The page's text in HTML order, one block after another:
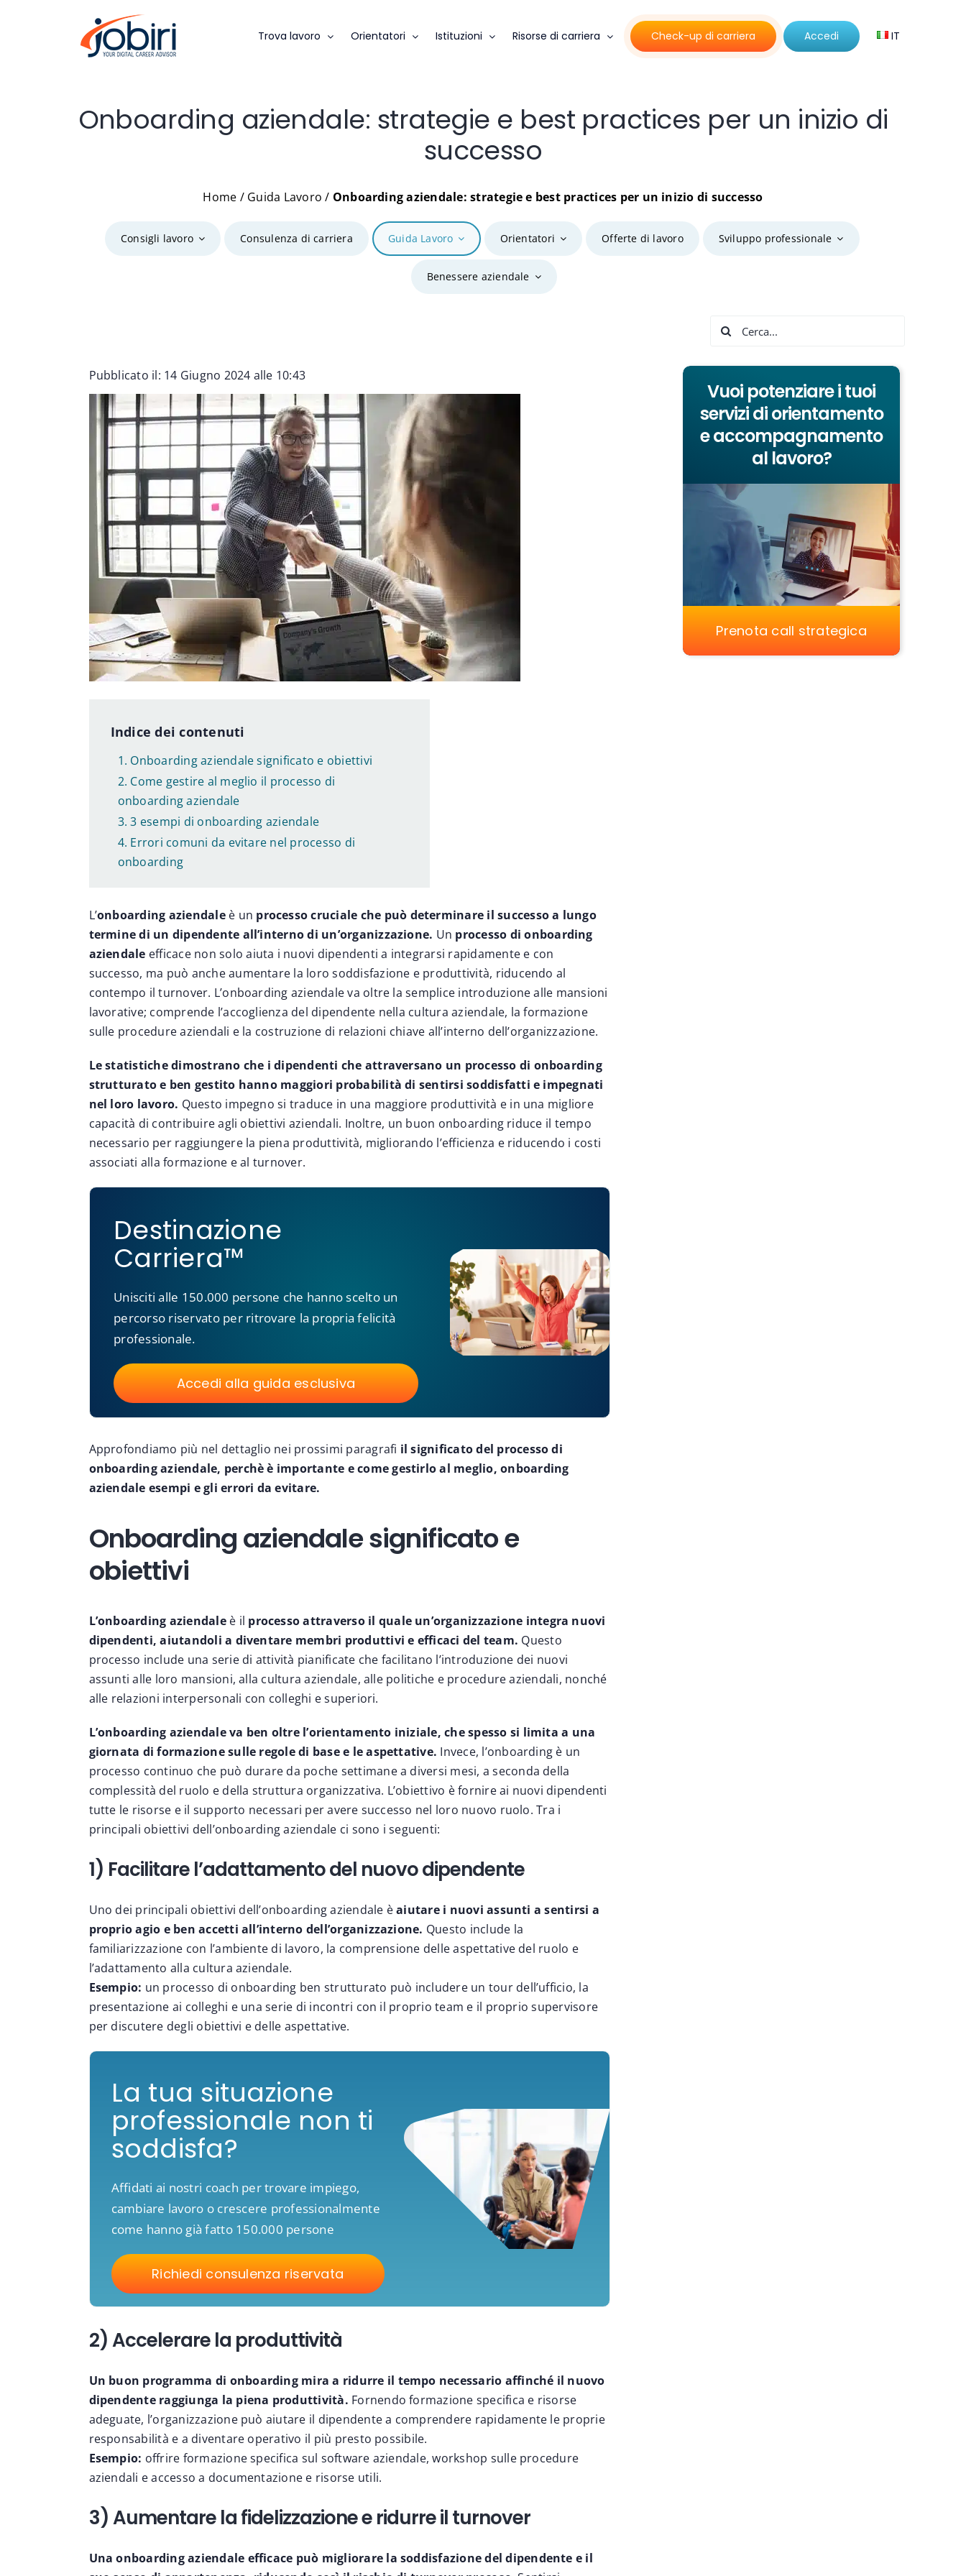
Trova lavoro Orientatori Istituzioni Risorse di carriera Check-up di carriera Accedi IT
Onboarding aziendale: strategie e best practices per un inizio di
successo
Home / Guida Lavoro / Onboarding aziendale: strategie e best practices per un inizio di successo
Consigli lavoro Consulenza di carriera Guida Lavoro Orientatori Offerte di lavoro Sviluppo professionale
Benessere aziendale
Cerca
Pubblicato il: 14 Giugno 2024 alle 10:43
Indice dei contenuti
Onboarding aziendale significato e obiettivi
Come gestire al meglio il processo di
onboarding aziendale
3 esempi di onboarding aziendale
Errori comuni da evitare nel processo di
onboarding
L’onboarding aziendaleè un processo cruciale che può determinare il successo a lungo
termine di un dipendente all’interno di un’organizzazione. Un processo di onboarding
aziendale efficace non solo aiuta i nuovi dipendenti a integrarsi rapidamente e con
successo, ma può anche aumentare la loro soddisfazione e produttività, riducendo al
contempo il turnover. L’onboarding aziendale va oltre la semplice introduzione alle mansioni
lavorative; comprende l’accoglienza del dipendente nella cultura aziendale, la formazione
sulle procedure aziendali e la costruzione di relazioni chiave all’interno dell’organizzazione.
Le statistiche dimostrano che i dipendenti che attraversano un processo di onboarding
strutturato e ben gestito hanno maggiori probabilità di sentirsi soddisfatti e impegnati
nel loro lavoro. Questo impegno si traduce in una maggiore produttività e in una migliore
capacità di contribuire agli obiettivi aziendali. Inoltre, un buon onboarding riduce il tempo
necessario per raggiungere la piena produttività, migliorando l’efficienza e riducendo i costi
associati alla formazione e al turnover.
Destinazione
Carriera™
Unisciti alle 150.000 persone che hanno scelto un
percorso riservato per ritrovare la propria felicità
professionale.
Accedi alla guida esclusiva
Approfondiamo più nel dettaglio nei prossimi paragrafi il significato del processo di
onboarding aziendale, perchè è importante e come gestirlo al meglio, onboarding
aziendale esempi e gli errori da evitare.
Onboarding aziendale significato e
obiettivi
L’onboarding aziendaleè il processo attraverso il quale un’organizzazione integra nuovi
dipendenti, aiutandoli a diventare membri produttivi e efficaci del team. Questo
processo include una serie di attività pianificate che facilitano l’introduzione dei nuovi
assunti alle loro mansioni, alla cultura aziendale, alle politiche e procedure aziendali, nonché
alle relazioni interpersonali con colleghi e superiori.
L’onboarding aziendale va ben oltre l’orientamento iniziale, che spesso si limita a una
giornata di formazione sulle regole di base e le aspettative. Invece, l’onboarding è un
processo continuo che può durare da poche settimane a diversi mesi, a seconda della
complessità del ruolo e della struttura organizzativa. L’obiettivo è fornire ai nuovi dipendenti
tutte le risorse e il supporto necessari per avere successo nel loro nuovo ruolo. Tra i
principali obiettivi dell’onboarding aziendale ci sono i seguenti:
1) Facilitare l’adattamento del nuovo dipendente
Uno dei principali obiettivi dell’onboarding aziendale èaiutare i nuovi assunti a sentirsi a
proprio agio e ben accetti all’interno dell’organizzazione. Questo include la
familiarizzazione con l’ambiente di lavoro, la comprensione delle aspettative del ruolo e
l’adattamento alla cultura aziendale.
Esempio: un processo di onboarding ben strutturato può includere un tour dell’ufficio, la
presentazione ai colleghi e una serie di incontri con il proprio team e il proprio supervisore
per discutere degli obiettivi e delle aspettative.
La tua situazione
professionale non ti
soddisfa?
Affidati ai nostri coach per trovare impiego,
cambiare lavoro o crescere professionalmente
come hanno già fatto 150.000 persone
Richiedi consulenza riservata
2) Accelerare la produttività
Un buon programma di onboarding mira a ridurre il tempo necessario affinché il nuovo
dipendente raggiunga la piena produttività. Fornendo formazione specifica e risorse
adeguate, l’organizzazione può aiutare il dipendente a comprendere rapidamente le proprie
responsabilità e a diventare operativo il più presto possibile.
Esempio: offrire formazione specifica sul software aziendale, workshop sulle procedure
aziendali e accesso a documentazione e risorse utili.
3) Aumentare la fidelizzazione e ridurre il turnover
Una onboarding aziendale efficace può migliorare la soddisfazione del dipendente e il
Vuoi potenziare i tuoi
servizi di orientamento
e accompagnamento
al lavoro?
Prenota call strategica